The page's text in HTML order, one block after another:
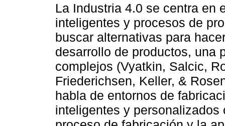
La Industria 4.0 se centra en
inteligentes y procesos de
buscar alternativas para
desarrollo de productos, una
complejos (Vyatkin, Salcic,
Friederichsen, Keller, &
habla de entornos de
inteligentes y